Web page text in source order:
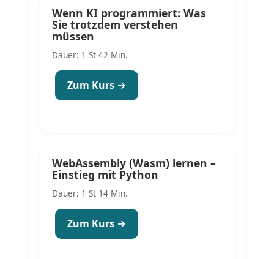
Wenn KI programmiert: Was
Sie trotzdem verstehen
müssen
Dauer: 1 St 42 Min.
Zum Kurs →
WebAssembly (Wasm) lernen –
Einstieg mit Python
Dauer: 1 St 14 Min.
Zum Kurs →